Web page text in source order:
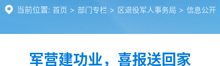
当前位置: 首页 > 部门专栏 > 区退役军人事务局 > 信息公开
军营建功业，喜报送回家